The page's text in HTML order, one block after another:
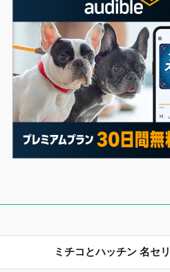
ミチコとハッチン 名セ